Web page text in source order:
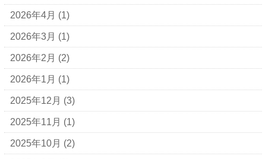
2026年4月 (1)
2026年3月 (1)
2026年2月 (2)
2026年1月 (1)
2025年12月 (3)
2025年11月 (1)
2025年10月 (2)